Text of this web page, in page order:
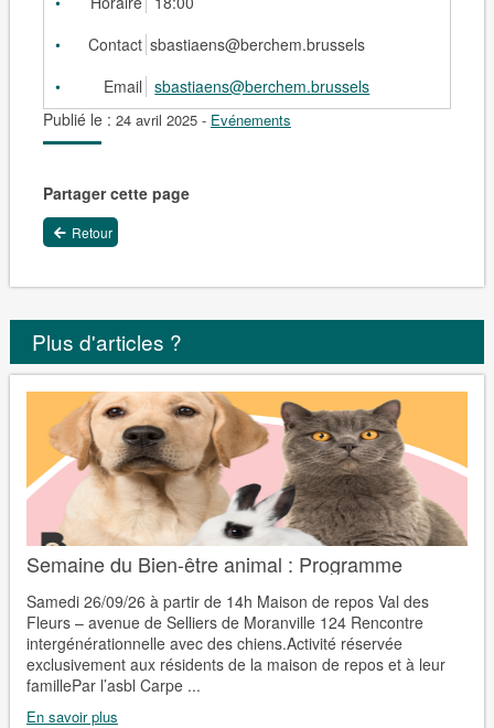
Contact sbastiaens@berchem.brussels
Email
sbastiaens@berchem.brussels
Publié le : 24 avril 2025 - Evénements
Partager cette page
Retour
Plus d'articles ?
Semaine du Bien-être animal : Programme
Samedi 26/09/26 à partir de 14h Maison de repos Val des
Fleurs – avenue de Selliers de Moranville 124 Rencontre
intergénérationnelle avec des chiens.Activité réservée
exclusivement aux résidents de la maison de repos et à leur
famillePar l’asbl Carpe ...
En savoir plus